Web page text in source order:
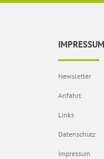
IMPRESSUM
Newsletter
Anfahrt
Links
Datenschutz
Impressum